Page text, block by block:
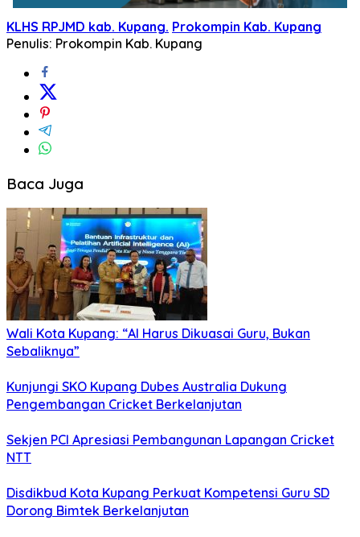
KLHS RPJMD kab. Kupang. Prokompin Kab. Kupang
Penulis: Prokompin Kab. Kupang
Baca Juga
Wali Kota Kupang: “AI Harus Dikuasai Guru, Bukan
Sebaliknya”
Kunjungi SKO Kupang Dubes Australia Dukung
Pengembangan Cricket Berkelanjutan
Sekjen PCI Apresiasi Pembangunan Lapangan Cricket
NTT
Disdikbud Kota Kupang Perkuat Kompetensi Guru SD
Dorong Bimtek Berkelanjutan